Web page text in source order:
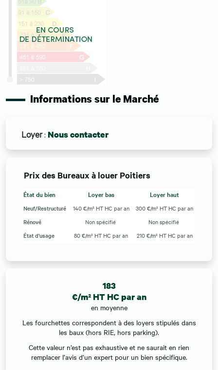
Informations sur le Marché
Loyer: Nous contacter
Prix des Bureaux à louer Poitiers
État du bien Loyer bas Loyer haut
Neuf/Restructuré 140 €/m² HT HC par an
300 €/m² HT HC par an
Rénové
Non spécifié
Non spécifié
État d'usage
80 €/m² HT HC par an 210 €/m² HT HC par an
183
€/m² HT HC par an
en moyenne
Les fourchettes correspondent à des loyers stipulés dans
les baux (hors RIE, hors parking).
Cette valeur n’est pas exhaustive et ne saurait en rien
remplacer l’avis d’un expert pour un bien spécifique.